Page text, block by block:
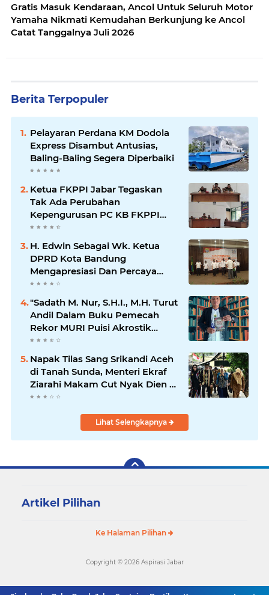
Gratis Masuk Kendaraan, Ancol Untuk Seluruh Motor
Yamaha Nikmati Kemudahan Berkunjung ke Ancol
Catat Tanggalnya Juli 2026
Berita Terpopuler
Pelayaran Perdana KM Dodola
Express Disambut Antusias,
Baling-Baling Segera Diperbaiki
Ketua FKPPI Jabar Tegaskan
Tak Ada Perubahan
Kepengurusan PC KB FKPPI
Sumedang, Ketua Cabang
H. Edwin Sebagai Wk. Ketua
DPRD Kota Bandung
Mengapresiasi Dan Percaya
Penuh Kepada Kepemimpinan
Lpm Kota Bandung Periode
2021-2026
"Sadath M. Nur, S.H.I., M.H. Turut
Andil Dalam Buku Pemecah
Rekor MURI Puisi Akrostik
Terbanyak
Napak Tilas Sang Srikandi Aceh
di Tanah Sunda, Menteri Ekraf
Ziarahi Makam Cut Nyak Dien di
Sumedang
Lihat Selengkapnya
Artikel Pilihan
Ke Halaman Pilihan
Copyright © 2026 Aspirasi Jabar